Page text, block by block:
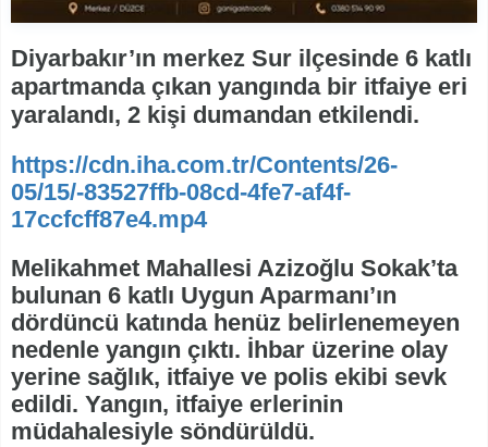
Diyarbakır’ın merkez Sur ilçesinde 6 katlı
apartmanda çıkan yangında bir itfaiye eri
yaralandı, 2 kişi dumandan etkilendi.
https://cdn.iha.com.tr/Contents/26-
05/15/-83527ffb-08cd-4fe7-af4f-
17ccfcff87e4.mp4
Melikahmet Mahallesi Azizoğlu Sokak’ta
bulunan 6 katlı Uygun Aparmanı’ın
dördüncü katında henüz belirlenemeyen
nedenle yangın çıktı. İhbar üzerine olay
yerine sağlık, itfaiye ve polis ekibi sevk
edildi. Yangın, itfaiye erlerinin
müdahalesiyle söndürüldü.